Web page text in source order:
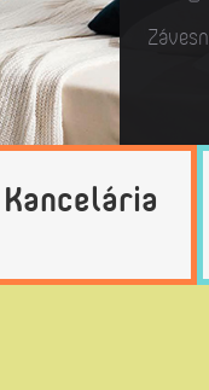
Kancelária